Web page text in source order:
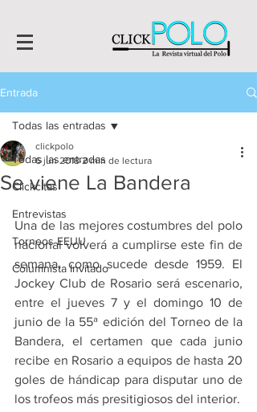
Entrada
Todas las entradas
Clickcitas
Entrevistas
Torneos EEUU
Columnista Invitado
Todas las entradas
Se viene La Bandera
clickpolo
6 jun 2018 2 min de lectura
Una de las mejores costumbres del polo
nacional volverá a cumplirse este fin de
semana, como sucede desde 1959. El
Jockey Club de Rosario será escenario,
entre el jueves 7 y el domingo 10 de
junio de la 55ª edición del Torneo de la
Bandera, el certamen que cada junio
recibe en Rosario a equipos de hasta 20
goles de hándicap para disputar uno de
los trofeos más presitigiosos del interior.